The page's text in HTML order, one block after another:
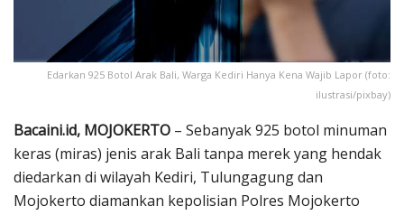
Edarkan 925 Botol Arak Bali, Warga Kediri Hanya Kena Wajib Lapor (foto:
ilustrasi/pixbay)
Bacaini.id, MOJOKERTO – Sebanyak 925 botol minuman
keras (miras) jenis arak Bali tanpa merek yang hendak
diedarkan di wilayah Kediri, Tulungagung dan
Mojokerto diamankan kepolisian Polres Mojokerto